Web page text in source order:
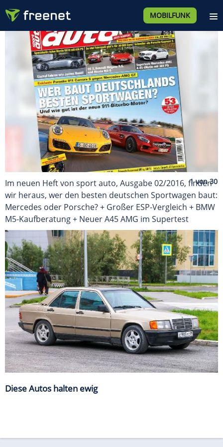
MOBILFUNK
Im neuen Heft von sport auto, Ausgabe 02/2016, finden
wir heraus, wer den besten deutschen Sportwagen baut:
Mercedes oder Porsche? + Großer ESP-Vergleich + BMW
M5-Kaufberatung + Neuer A45 AMG im Supertest
Diese Autos halten ewig